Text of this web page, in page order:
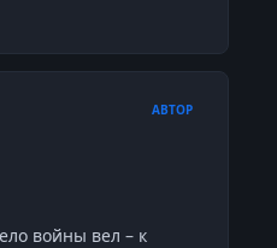
АВТОР
войны вел – к